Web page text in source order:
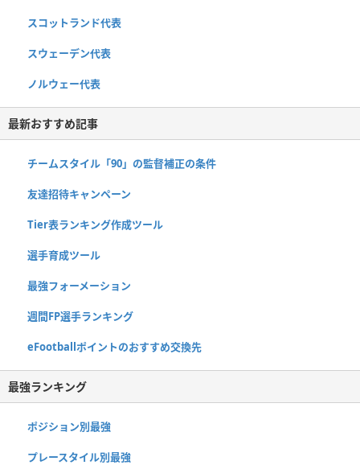
スコットランド代表
スウェーデン代表
ノルウェー代表
最新おすすめ記事
チームスタイル「90」の監督補正の条件
友達招待キャンペーン
Tier表ランキング作成ツール
選手育成ツール
最強フォーメーション
週間FP選手ランキング
eFootballポイントのおすすめ交換先
最強ランキング
ポジション別最強
プレースタイル別最強